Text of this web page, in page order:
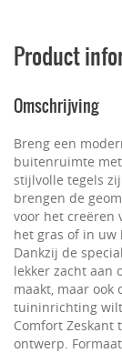
Product
Omschrijving
Breng een
buitenruimte met
stijlvolle tegels
brengen de
voor het creëren
het gras of in uw
Dankzij de
lekker zacht aan
maakt, maar ook
tuininrichting
Comfort Zeskant
ontwerp.